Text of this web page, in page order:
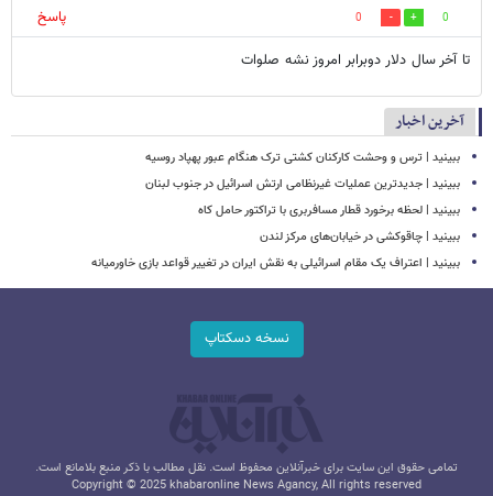
0
0
پاسخ
تا آخر سال دلار دوبرابر امروز نشه صلوات
آخرین اخبار
ببینید | ترس و وحشت کارکنان کشتی ترک هنگام عبور پهپاد روسیه
ببینید | جدیدترین عملیات غیرنظامی ارتش اسرائیل در جنوب لبنان
ببینید | لحظه برخورد قطار مسافربری با تراکتور حامل کاه
ببینید | چاقوکشی در خیابان‌های مرکز لندن
ببینید | اعتراف یک مقام اسرائیلی به نقش ایران در تغییر قواعد بازی خاورمیانه
نسخه دسکتاپ
تمامی حقوق این سایت برای خبرآنلاین محفوظ است. نقل مطالب با ذکر منبع بلامانع است.
Copyright © 2025 khabaronline News Agancy, All rights reserved